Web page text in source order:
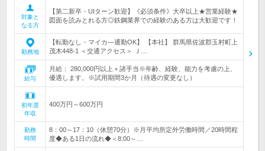
対象と
なる方
【第二新卒・UIターン歓迎】《必須条件》大卒以上★営業経験★
図面を読みとれる方◎鉄鋼業界での経験のある方は大歓迎です！
勤務地
【転勤なし・マイカ―通勤OK】 【本社】 群馬県佐波郡玉村町上
茂木448-1 ＜交通アクセス＞ Ｊ…
給与
月給： 280,000円以上＋諸手当※年齢、経験、能力を考慮の上、
優遇します。※試用期間3か月（待遇の変更なし）
初年度
年収
400万円～600万円
勤務
時間
8：00～17：10（休憩70分）※月平均所定外労働時間／20時間程
度◆ある1日の流れ◆＜8:00～…